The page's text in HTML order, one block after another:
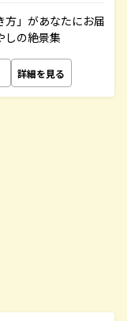
方」があなたにお届
しの絶景集
詳細を見る